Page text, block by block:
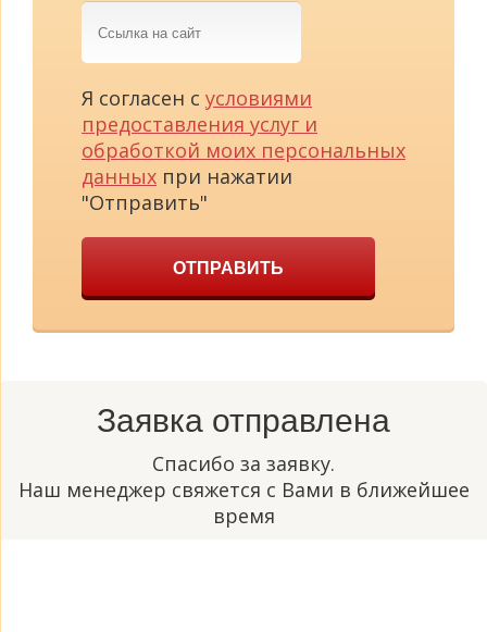
Ссылка
на
сайт
Я согласен с условиями
предоставления услуг и
обработкой моих персональных
данных при нажатии
"Отправить"
ОТПРАВИТЬ
Заявка отправлена
Спасибо за заявку.
Наш менеджер свяжется с Вами в ближейшее
время